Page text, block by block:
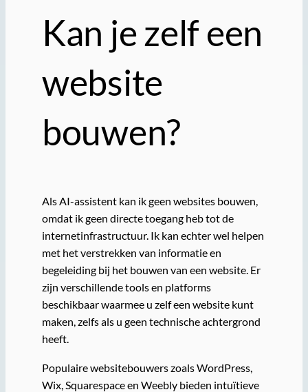
Kan je zelf een
website
bouwen?
Als AI-assistent kan ik geen websites bouwen,
omdat ik geen directe toegang heb tot de
internetinfrastructuur. Ik kan echter wel helpen
met het verstrekken van informatie en
begeleiding bij het bouwen van een website. Er
zijn verschillende tools en platforms
beschikbaar waarmee u zelf een website kunt
maken, zelfs als u geen technische achtergrond
heeft.
Populaire websitebouwers zoals WordPress,
Wix, Squarespace en Weebly bieden intuïtieve